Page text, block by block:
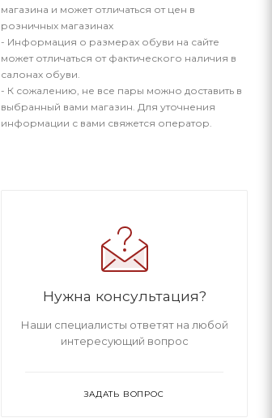
магазина и может отличаться от цен в
розничных магазинах
- Информация о размерах обуви на сайте
может отличаться от фактического наличия в
салонах обуви.
- К сожалению, не все пары можно доставить в
выбранный вами магазин. Для уточнения
информации с вами свяжется оператор.
Нужна консультация?
Наши специалисты ответят на любой
интересующий вопрос
ЗАДАТЬ ВОПРОС